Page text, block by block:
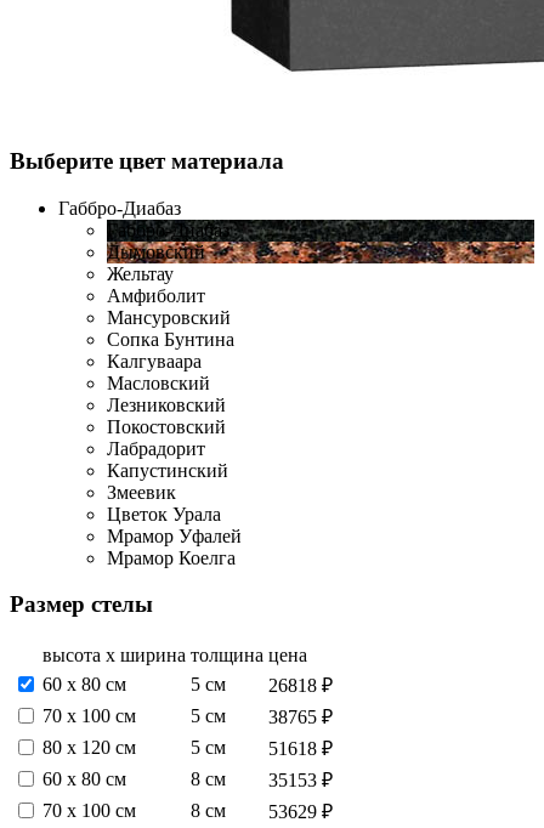
Выберите цвет материала
Габбро-Диабаз
Габбро-Диабаз
Дымовский
Жельтау
Амфиболит
Мансуровский
Сопка Бунтина
Калгуваара
Масловский
Лезниковский
Покостовский
Лабрадорит
Капустинский
Змеевик
Цветок Урала
Мрамор Уфалей
Мрамор Коелга
Размер стелы
высота х ширина толщина цена
60 х 80 см
5 см
26818 ₽
70 х 100 см
5 см
38765 ₽
80 х 120 см
5 см
51618 ₽
60 х 80 см
8 см
35153 ₽
70 х 100 см
8 см
53629 ₽